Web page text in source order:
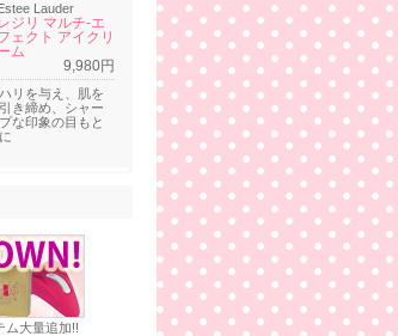
Lauder
レジリ マルチ-エ
ェクト アイクリ
ム
9,980円
ハリを与え、肌を
引き締め、シャー
プな印象の目もと
に
ム大量追加!!